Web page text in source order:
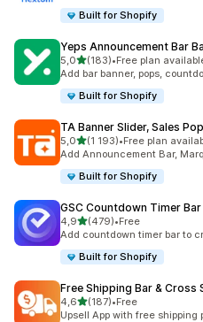
Built for Shopify
Yeps Announcement Bar
5,0na 5 gwiazdek
(183)
Łączna liczba recenzji: 183
•Free plan
Add bar banner, pops,
Built for Shopify
TA Banner Slider, Sales
5,0na 5 gwiazdek
(1 193)
Łączna liczba recenzji: 1193
•Free plan
Add Announcement Bar,
Built for Shopify
GSC Countdown Timer Bar
4,9na 5 gwiazdek
(479)
Łączna liczba recenzji: 479
•Free
Add countdown timer bar to
Built for Shopify
Free Shipping Bar & Cross
4,6na 5 gwiazdek
(187)
Łączna liczba recenzji: 187
•Free
Upsell App with free shipping